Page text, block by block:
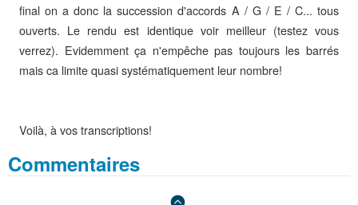
final on a donc la succession d'accords A / G / E / C... tous
ouverts. Le rendu est identique voir meilleur (testez vous
verrez). Evidemment ça n'empêche pas toujours les barrés
mais ca limite quasi systématiquement leur nombre!
Voilà, à vos transcriptions!
Commentaires